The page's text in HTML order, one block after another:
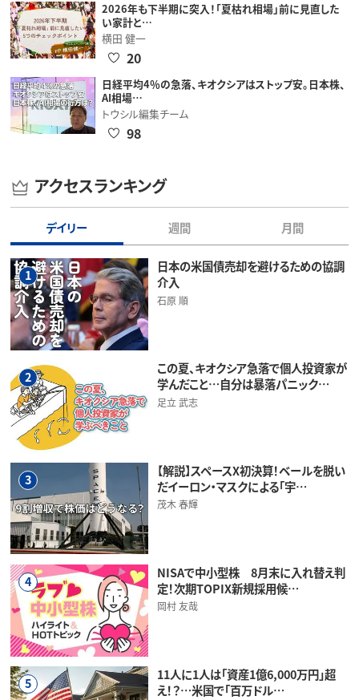
2026年も下半期に突入！「夏枯れ相場」前に見直した
い家計と…
横田 健一
20
日経平均4％の急落、キオクシアはストップ安。日本株、
AI相場…
トウシル編集チーム
98
アクセスランキング
デイリー 週間 月間
1
日本の米国債売却を避けるための協調
介入
石原 順
2
この夏、キオクシア急落で個人投資家が
学んだこと…自分は暴落パニック…
足立 武志
3
【解説】スペースX初決算！ベールを脱い
だイーロン・マスクによる「宇…
茂木 春輝
4
NISAで中小型株 8月末に入れ替え判
定！次期TOPIX新規採用候…
岡村 友哉
5
11人に1人は「資産1億6,000万円」超
え！？…米国で「百万ドル…